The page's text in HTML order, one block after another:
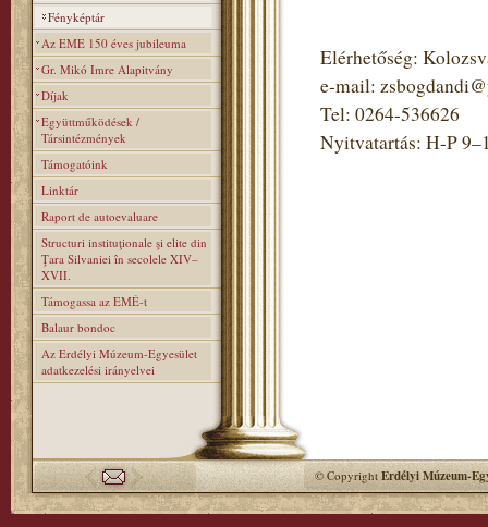
Fényképtár
Az EME 150 éves jubileuma
Gr. Mikó Imre Alapitvány
Díjak
Együttműködések /
Társintézmények
Támogatóink
Linktár
Raport de autoevaluare
Structuri instituţionale şi elite din
Ţara Silvaniei în secolele XIV–
XVII.
Támogassa az EMÉ-t
Balaur bondoc
Az Erdélyi Múzeum-Egyesület
adatkezelési irányelvei
Elérhetőség:
e-mail:
Tel: 0264-536626
Nyitvatartás: H-P
© CopyrightErdélyi Múzeum-